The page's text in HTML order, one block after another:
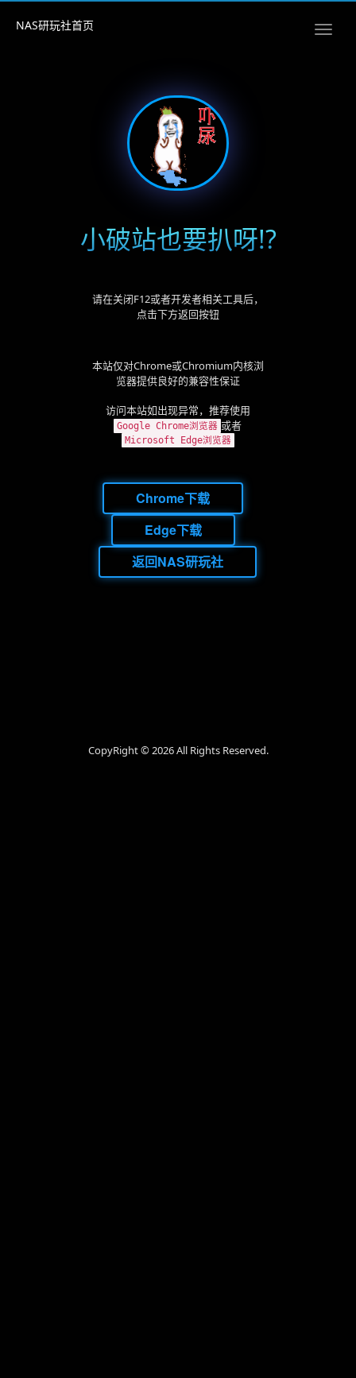
NAS研玩社首页
小破站也要扒呀!?
请在关闭F12或者开发者相关工具后，
点击下方返回按钮
本站仅对Chrome或Chromium内核浏
览器提供良好的兼容性保证
访问本站如出现异常，推荐使用
Google Chrome浏览器 或者
Microsoft Edge浏览器
Chrome下载
Edge下载
返回NAS研玩社
CopyRight ©2026 All Rights Reserved.